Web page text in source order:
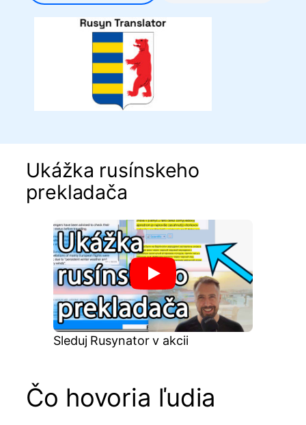
Ukážka rusínskeho
prekladača
Sleduj Rusynator v akcii
Čo hovoria ľudia